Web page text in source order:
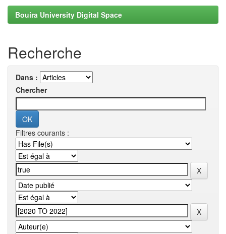
Bouira University Digital Space
Recherche
Dans :
Chercher
Filtres courants :